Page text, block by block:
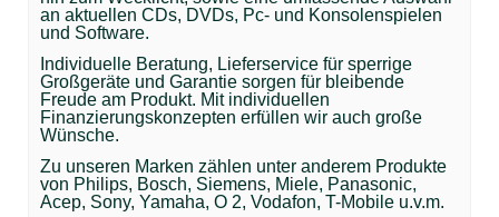
an aktuellen CDs, DVDs, Pc- und Konsolenspielen
und Software.
Individuelle Beratung, Lieferservice für sperrige
Großgeräte und Garantie sorgen für bleibende
Freude am Produkt. Mit individuellen
Finanzierungskonzepten erfüllen wir auch große
Wünsche.
Zu unseren Marken zählen unter anderem Produkte
von Philips, Bosch, Siemens, Miele, Panasonic,
Acep, Sony, Yamaha, O 2, Vodafon, T-Mobile u.v.m.